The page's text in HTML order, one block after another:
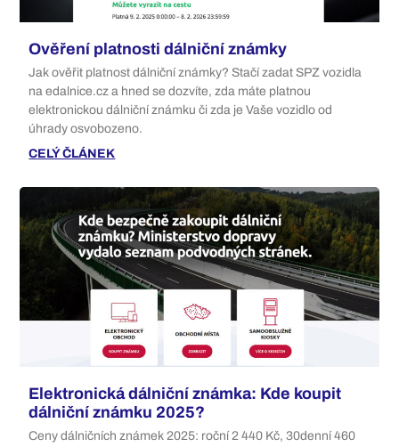
Ověření platnosti dálniční známky
Jak ověřit platnost dálniční známky? Stačí zadat SPZ vozidla
na edalnice.cz a hned se dozvíte, zda máte platnou
elektronickou dálniční známku či zda je Vaše vozidlo od
úhrady osvobozeno.
CELÝ ČLÁNEK
Elektronická dálniční známka: Kde koupit
dálniční známku 2025?
Ceny dálničních známek 2025: roční 2 440 Kč, 30denní 460